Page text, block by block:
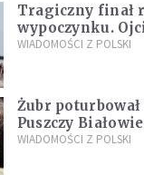
Tragiczny finał
wypoczynku.
zarzuty
WIADOMOŚCI Z POLSKI
Żubr
Puszczy
daje do myślenia
WIADOMOŚCI Z POLSKI